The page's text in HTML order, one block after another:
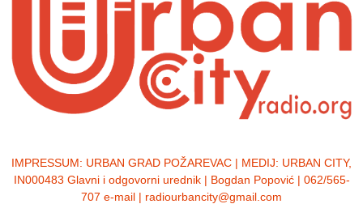
IMPRESSUM: URBAN GRAD POŽAREVAC | MEDIJ: URBAN CITY,
IN000483 Glavni i odgovorni urednik | Bogdan Popović | 062/565-
707 e-mail | radiourbancity@gmail.com